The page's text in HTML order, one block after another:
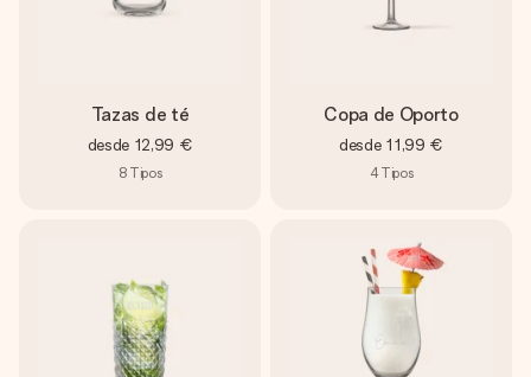
Tazas de té
desde 12,99 €
8 Tipos
Copa de Oporto
desde 11,99 €
4Tipos